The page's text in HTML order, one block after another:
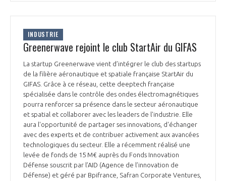
INDUSTRIE
Greenerwave rejoint le club StartAir du GIFAS
La startup Greenerwave vient d’intégrer le club des startups
de la filière aéronautique et spatiale française StartAir du
GIFAS. Grâce à ce réseau, cette deeptech française
spécialisée dans le contrôle des ondes électromagnétiques
pourra renforcer sa présence dans le secteur aéronautique
et spatial et collaborer avec les leaders de l'industrie. Elle
aura l'opportunité de partager ses innovations, d'échanger
avec des experts et de contribuer activement aux avancées
technologiques du secteur. Elle a récemment réalisé une
levée de fonds de 15 M€ auprès du Fonds Innovation
Défense souscrit par l’AID (Agence de l’innovation de
Défense) et géré par Bpifrance, Safran Corporate Ventures,